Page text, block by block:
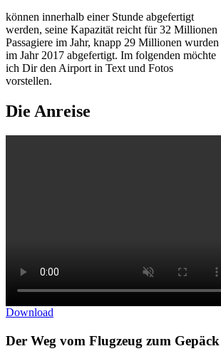
können innerhalb einer Stunde abgefertigt
werden, seine Kapazität reicht für 32 Millionen
Passagiere im Jahr, knapp 29 Millionen wurden
im Jahr 2017 abgefertigt. Im folgenden möchte
ich Dir den Airport in Text und Fotos
vorstellen.
Die Anreise
Download
Der Weg vom Flugzeug zum Gepäck